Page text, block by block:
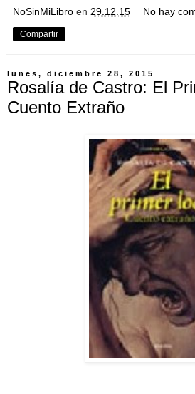
NoSinMiLibro en 29.12.15 No hay
Compartir
lunes, diciembre 28, 2015
Rosalía de Castro: El
Cuento Extraño